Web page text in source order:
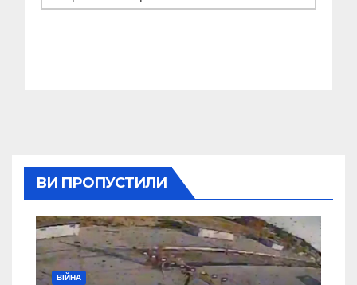
ВИ ПРОПУСТИЛИ
ВІЙНА